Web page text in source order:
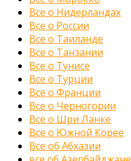
Все о Нидерландах
Все о России
Все о Таиланде
Все о Танзании
Все о Тунисе
Все о Турции
Все о Франции
Все о Черногории
Все о Шри Ланке
Все о Южной Корее
Все об Абхазии